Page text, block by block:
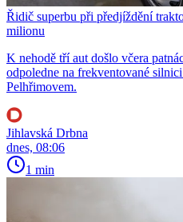
Řidič superbu při předjíždění
milionu
K nehodě tří aut došlo včera
odpoledne na frekventované
Pelhřimovem.
Jihlavská Drbna
dnes, 08:06
1 min